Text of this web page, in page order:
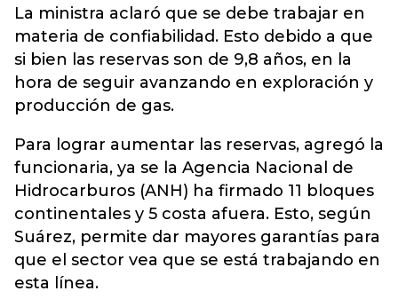
La ministra aclaró que se debe trabajar en
materia de confiabilidad. Esto debido a que
si bien las reservas son de 9,8 años, en la
hora de seguir avanzando en exploración y
producción de gas.
Para lograr aumentar las reservas, agregó la
funcionaria, ya se la Agencia Nacional de
Hidrocarburos (ANH) ha firmado 11 bloques
continentales y 5 costa afuera. Esto, según
Suárez, permite dar mayores garantías para
que el sector vea que se está trabajando en
esta línea.